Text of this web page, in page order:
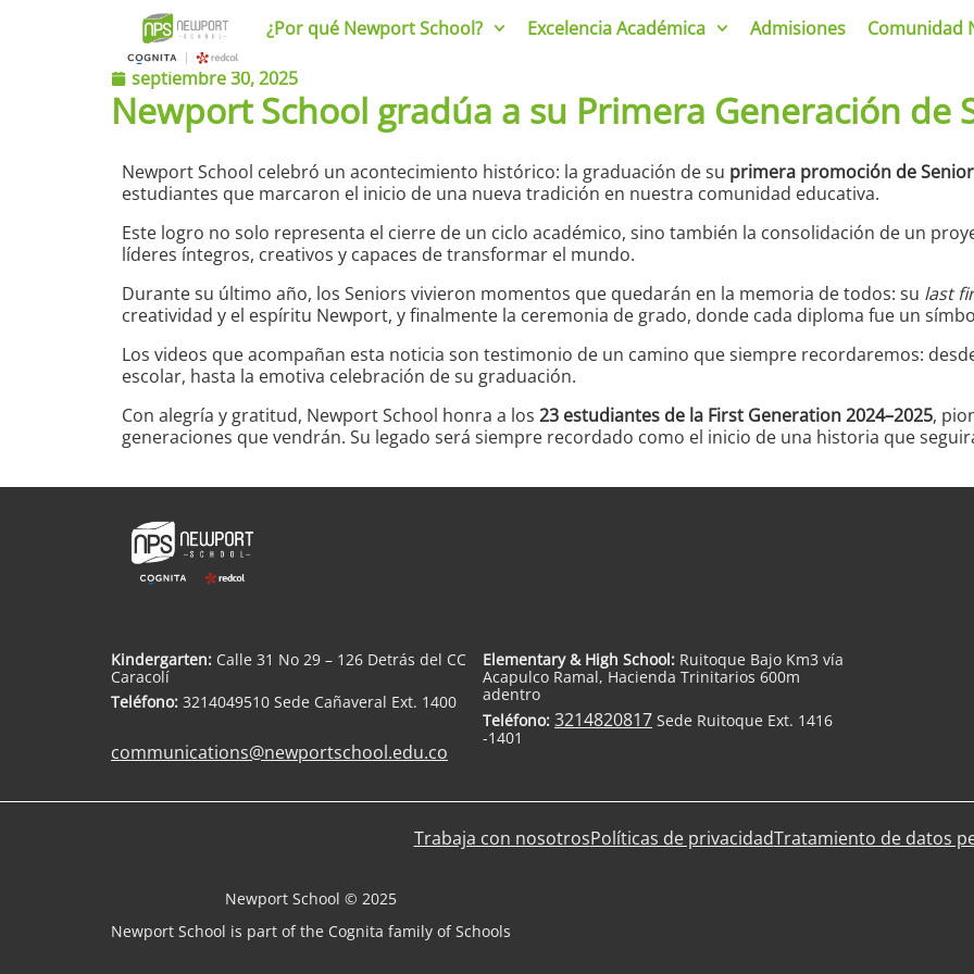
¿Por qué Newport School? Excelencia Académica Admisiones Comunidad
septiembre 30, 2025
Newport School gradúa a su Primera Generación de
Newport School celebró un acontecimiento histórico: la graduación de su primera promoción de
estudiantes que marcaron el inicio de una nueva tradición en nuestra comunidad educativa.
Este logro no solo representa el cierre de un ciclo académico, sino también la consolidación de un
líderes íntegros, creativos y capaces de transformar el mundo.
Durante su último año, los Seniors vivieron momentos que quedarán en la memoria de todos: su last
creatividad y el espíritu Newport, y finalmente la ceremonia de grado, donde cada diploma fue un
Los videos que acompañan esta noticia son testimonio de un camino que siempre recordaremos:
escolar, hasta la emotiva celebración de su graduación.
Con alegría y gratitud, Newport School honra a los 23 estudiantes de la First Generation 2024–2025,
generaciones que vendrán. Su legado será siempre recordado como el inicio de una historia que
Kindergarten: Calle 31 No 29 – 126 Detrás del CC
Caracolí
Teléfono: 3214049510 Sede Cañaveral Ext. 1400
communications@newportschool.edu.co
Elementary & High School: Ruitoque Bajo Km3 vía
Acapulco Ramal, Hacienda Trinitarios 600m
adentro
Teléfono: 3214820817 Sede Ruitoque Ext. 1416
-1401
Trabaja con nosotrosPolíticas de privacidadTratamiento de datos
Newport School © 2025
Newport School is part of the Cognita family of Schools